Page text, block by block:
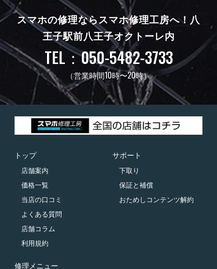
スマホの修理ならスマホ修理工房へ！ 八
王子駅前八王子オクトーレ内
TEL：050-5482-3733
（営業時間10時〜20時）
トップ
店舗案内
価格一覧
当店の口コミ
よくある質問
店舗コラム
利用規約
サポート
下取り
保証と補償
おためしコンテンツ解約
修理メニュー